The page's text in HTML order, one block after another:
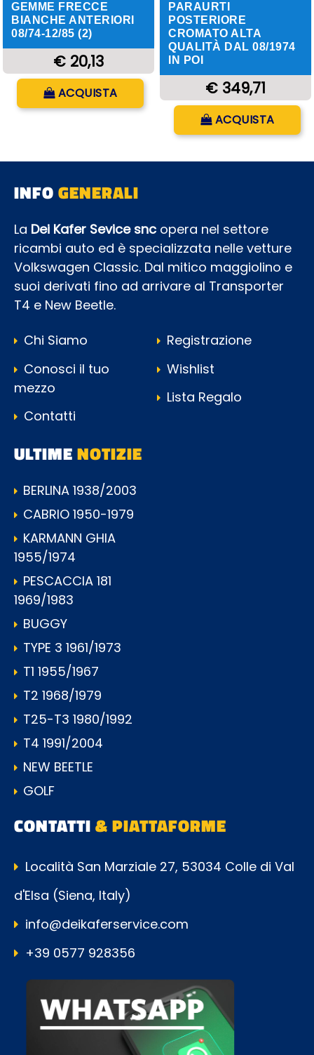
GEMME FRECCE
BIANCHE ANTERIORI
08/74-12/85 (2)
€ 20,13
Quantità
ACQUISTA
PARAURTI
POSTERIORE
CROMATO ALTA
QUALITÀ DAL 08/1974
IN POI
€ 349,71
Quantità
ACQUISTA
INFOGENERALI
La Dei Kafer Sevice snc opera nel settore
ricambi auto ed è specializzata nelle vetture
Volkswagen Classic. Dal mitico maggiolino e
suoi derivati fino ad arrivare al Transporter
T4 e New Beetle.
Chi Siamo
Conosci il tuo
mezzo
Contatti
Registrazione
Wishlist
Lista Regalo
ULTIMENOTIZIE
BERLINA 1938/2003
CABRIO 1950-1979
KARMANN GHIA
1955/1974
PESCACCIA 181
1969/1983
BUGGY
TYPE 3 1961/1973
T1 1955/1967
T2 1968/1979
T25-T3 1980/1992
T4 1991/2004
NEW BEETLE
GOLF
CONTATTI& PIATTAFORME
Località San Marziale 27, 53034 Colle di Val
d'Elsa (Siena, Italy)
info@deikaferservice.com
+39 0577 928356